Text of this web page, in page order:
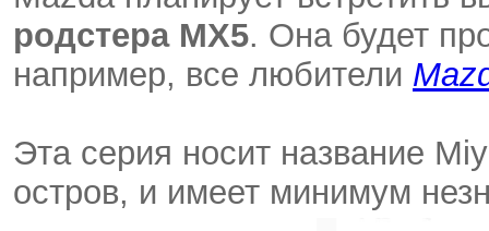
родстера MX5. Она будет
например, все любители
Эта серия носит название
остров, и имеет минимум